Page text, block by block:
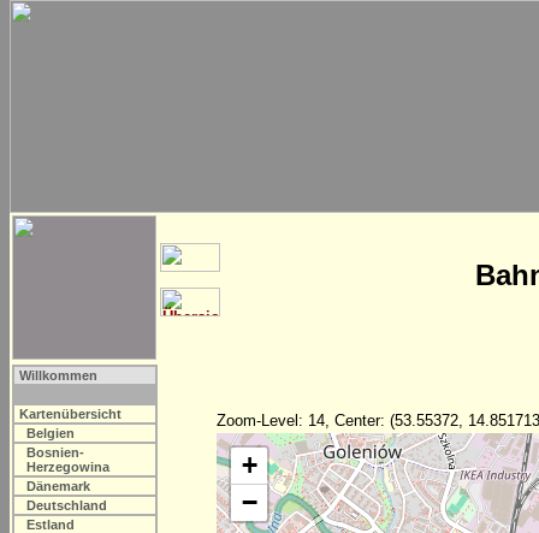
Willkommen
Kartenübersicht
Belgien
Bosnien-
Herzegowina
Dänemark
Deutschland
Estland
Zoom-Level: 14, Center: (53.55372,
+
−